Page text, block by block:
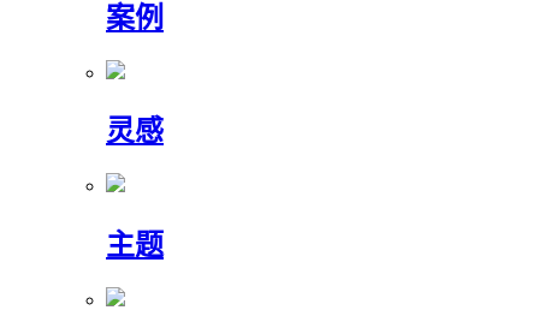
案例
灵感
主题